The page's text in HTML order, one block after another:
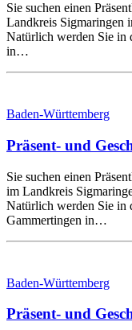
Sie suchen einen
Landkreis Sigmaringen
Natürlich werden Sie in
in…
Baden-Württemberg
Präsent- und
Sie suchen einen
im Landkreis
Natürlich werden Sie in
Gammertingen in…
Baden-Württemberg
Präsent- und